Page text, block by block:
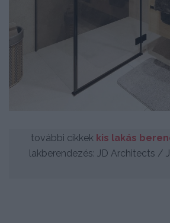
további cikkek kis lakás
lakberendezés: JD Architects /